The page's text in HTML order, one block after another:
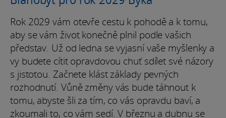
Rok 2029 vám otevře cestu k pohodě a k tomu,
aby se vám život konečně plnil podle vašich
představ. Už od ledna se vyjasní vaše myšlenky a
vy budete cítit opravdovou chuť sdílet své názory
s jistotou. Začnete klást základy pevných
rozhodnutí. Vůně změny vás bude táhnout k
tomu, abyste šli za tím, co vás opravdu baví, a
zkoumali to, co vám sedí. V březnu a dubnu se